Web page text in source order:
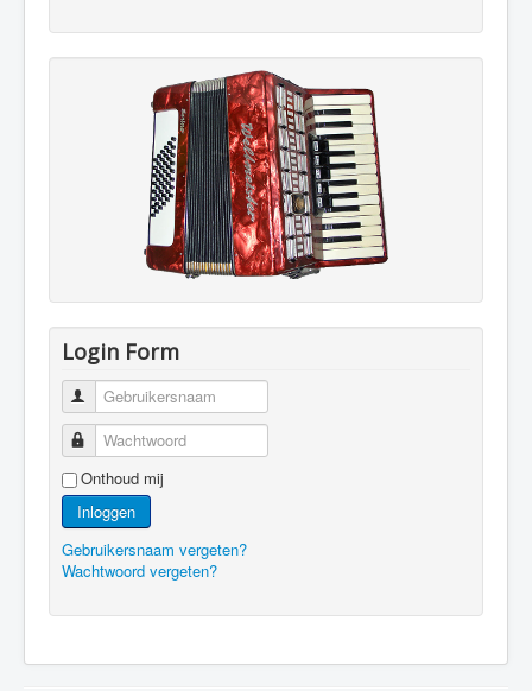
Login Form
Gebruikersnaam
Wachtwoord
Onthoud mij
Inloggen
Gebruikersnaam vergeten?
Wachtwoord vergeten?